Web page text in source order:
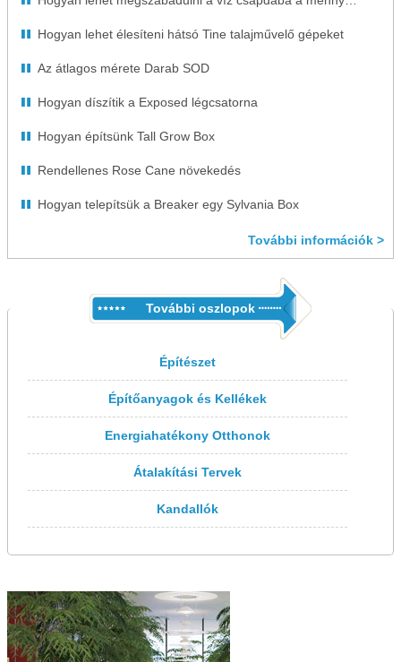
Hogyan lehet élesíteni hátsó Tine talajművelő gépeket
Az átlagos mérete Darab SOD
Hogyan díszítik a Exposed légcsatorna
Hogyan építsünk Tall Grow Box
Rendellenes Rose Cane növekedés
Hogyan telepítsük a Breaker egy Sylvania Box
További információk >
További oszlopok
Építészet
Építőanyagok és Kellékek
Energiahatékony Otthonok
Átalakítási Tervek
Kandallók